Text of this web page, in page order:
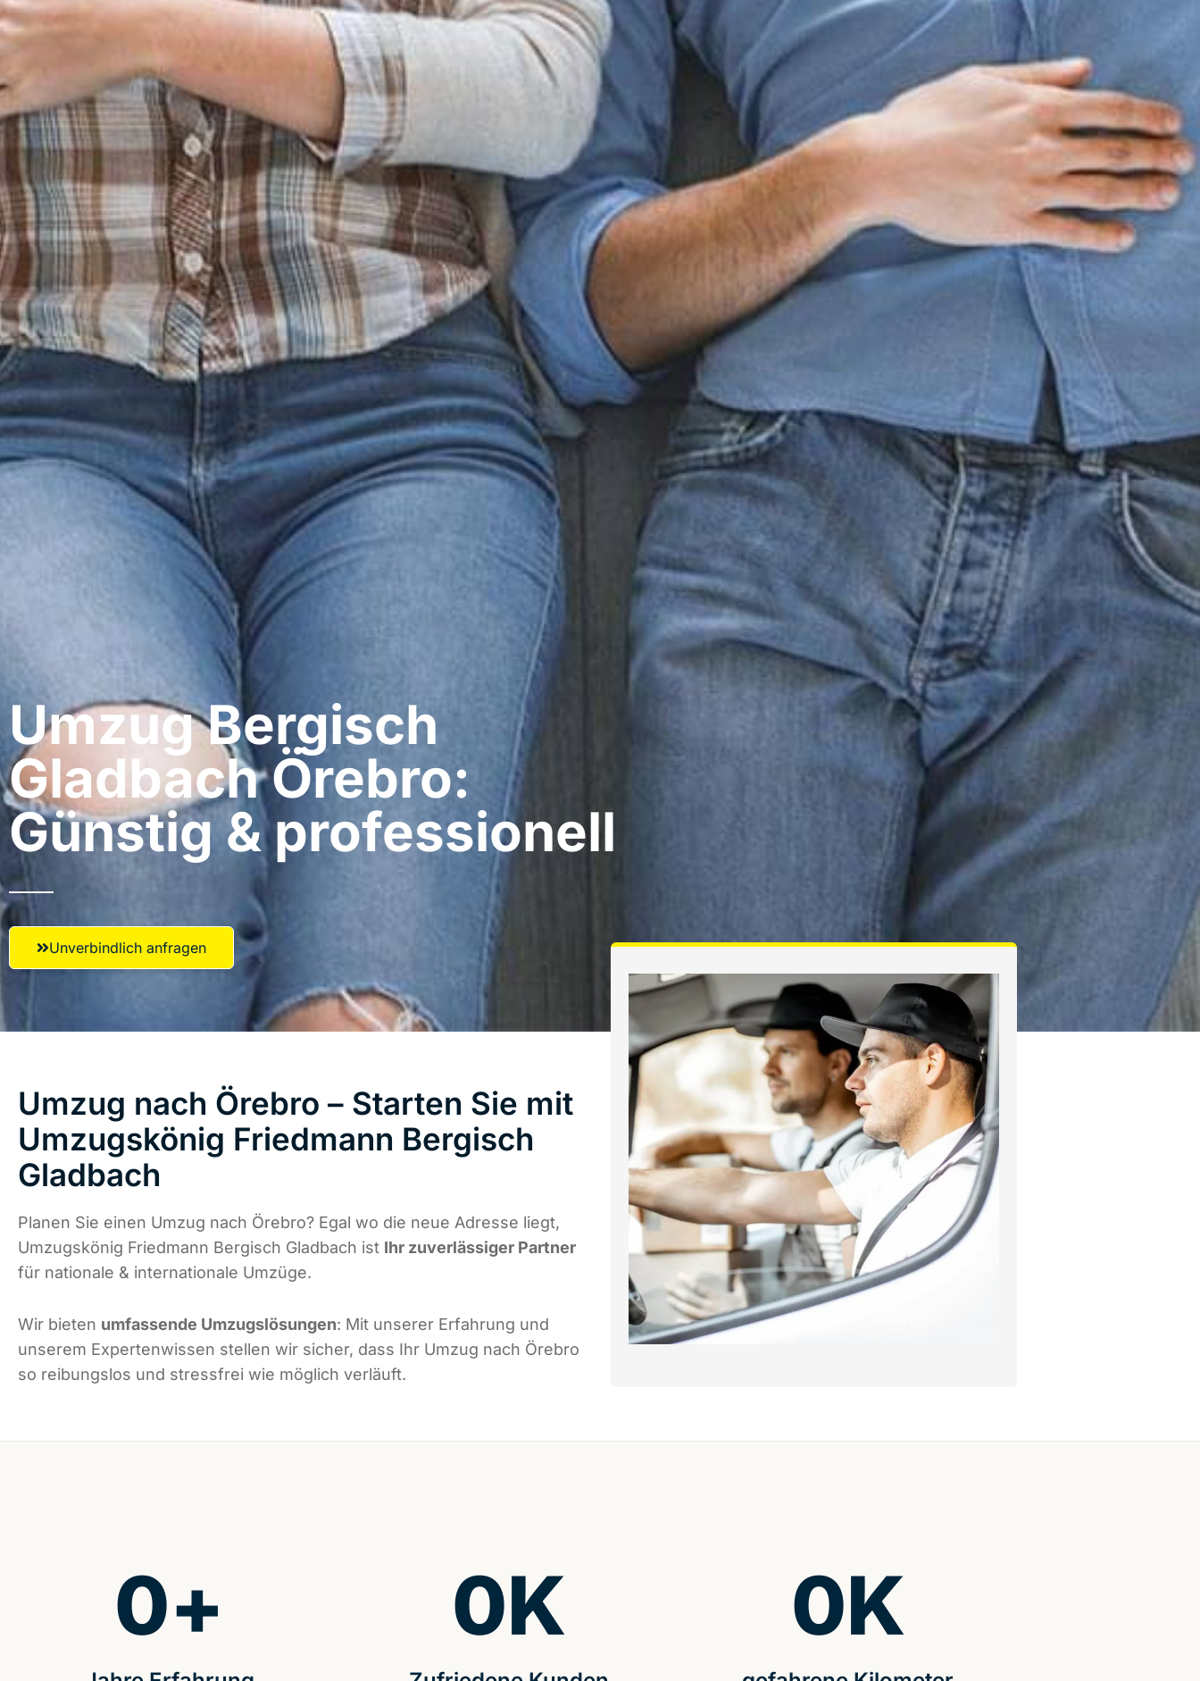
Umzug Bergisch
Gladbach​ Örebro:
Günstig & professionell​
Unverbindlich anfragen
Umzug nach Örebro – Starten Sie mit
Umzugskönig Friedmann Bergisch
Gladbach
Planen Sie einen Umzug nach Örebro? Egal wo die neue Adresse liegt,
Umzugskönig Friedmann Bergisch Gladbach ist Ihr zuverlässiger Partner
für nationale & internationale Umzüge.
Wir bieten umfassende Umzugslösungen: Mit unserer Erfahrung und
unserem Expertenwissen stellen wir sicher, dass Ihr Umzug nach Örebro
so reibungslos und stressfrei wie möglich verläuft.
0+ 0K 0K